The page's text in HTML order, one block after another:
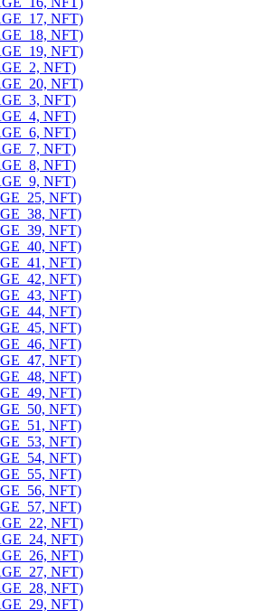
NFT)
NFT)
NFT)
NFT)
NFT)
NFT)
NFT)
NFT)
NFT)
NFT)
NFT)
NFT)
NFT)
NFT)
NFT)
NFT)
NFT)
NFT)
NFT)
NFT)
NFT)
NFT)
NFT)
NFT)
NFT)
NFT)
NFT)
NFT)
NFT)
NFT)
NFT)
NFT)
NFT)
NFT)
NFT)
NFT)
NFT)